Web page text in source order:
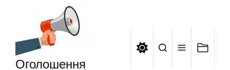
Оголошення